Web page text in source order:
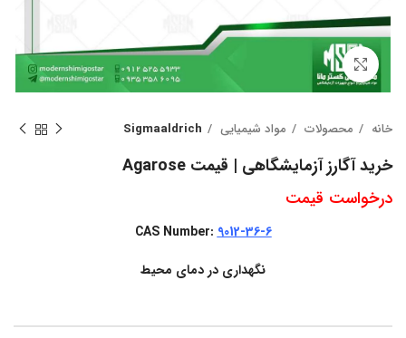
بزرگنمایی تصویر
خانه محصولات مواد شیمیایی Sigmaaldrich
خرید آگارز آزمایشگاهی | قیمت Agarose
درخواست قیمت
CAS Number:9012-36-6
نگهداری در دمای محیط